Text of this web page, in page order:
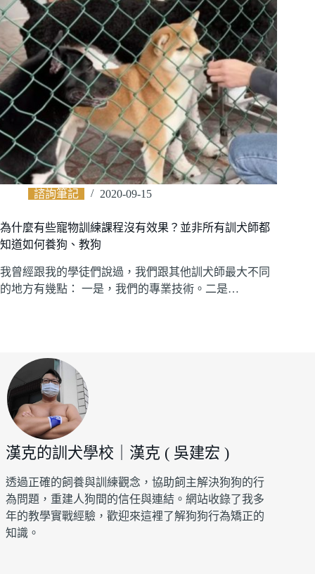
諮詢筆記 2020-09-15
為什麼有些寵物訓練課程沒有效果？並非所有訓犬師都
知道如何養狗、教狗
我曾經跟我的學徒們說過，我們跟其他訓犬師最大不同
的地方有幾點： 一是，我們的專業技術。二是…
漢克的訓犬學校｜漢克 ( 吳建宏 )
透過正確的飼養與訓練觀念，協助飼主解決狗狗的行
為問題，重建人狗間的信任與連結。網站收錄了我多
年的教學實戰經驗，歡迎來這裡了解狗狗行為矯正的
知識。